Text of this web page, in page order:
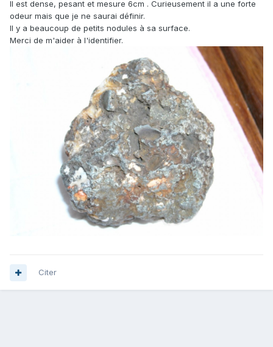
Il est dense, pesant et mesure 6cm . Curieusement il a une forte
odeur mais que je ne saurai définir.
Il y a beaucoup de petits nodules à sa surface.
Merci de m'aider à l'identifier.
Citer